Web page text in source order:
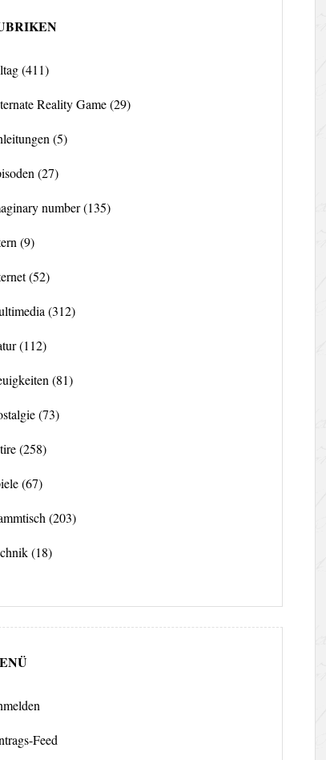
(411)
Reality Game(29)
(5)
(27)
number(135)
(9)
(52)
(312)
(112)
(81)
(73)
(258)
(67)
(203)
(18)
Feed